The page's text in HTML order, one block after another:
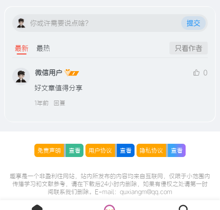
你或许需要说点啥？ 提交
最新 最热 只看作者
微信用户
0
好文章值得分享
1年前 回复
免责声明 查看 用户协议 查看 隐私协议 查看
趣享是一个非盈利性网站，站内所发布的内容均来自互联网，仅限于小范围内
传播学习和文献参考，请在下载后24小时内删除，如果有侵权之处请第一时
间联系我们删除。E-mail：quxiangm@qq.com